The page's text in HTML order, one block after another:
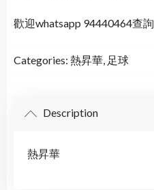
歡迎whatsapp 94440464查詢
Categories: 熱昇華, 足球
Description
熱昇華